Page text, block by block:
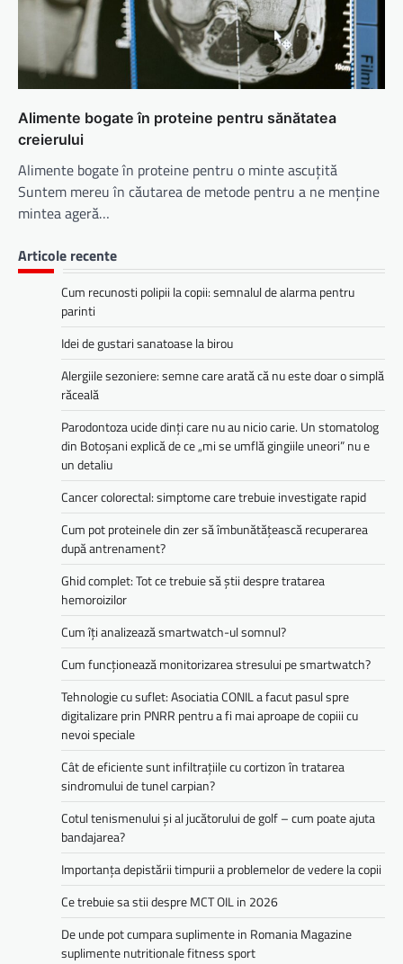
Alimente bogate în proteine pentru sănătatea
creierului
Alimente bogate în proteine pentru o minte ascuțită
Suntem mereu în căutarea de metode pentru a ne menține
mintea ageră…
Articole recente
Cum recunosti polipii la copii: semnalul de alarma pentru
parinti
Idei de gustari sanatoase la birou
Alergiile sezoniere: semne care arată că nu este doar o simplă
răceală
Parodontoza ucide dinți care nu au nicio carie. Un stomatolog
din Botoșani explică de ce „mi se umflă gingiile uneori” nu e
un detaliu
Cancer colorectal: simptome care trebuie investigate rapid
Cum pot proteinele din zer să îmbunătățească recuperarea
după antrenament?
Ghid complet: Tot ce trebuie să știi despre tratarea
hemoroizilor
Cum îți analizează smartwatch-ul somnul?
Cum funcționează monitorizarea stresului pe smartwatch?
Tehnologie cu suflet: Asociatia CONIL a facut pasul spre
digitalizare prin PNRR pentru a fi mai aproape de copiii cu
nevoi speciale
Cât de eficiente sunt infiltrațiile cu cortizon în tratarea
sindromului de tunel carpian?
Cotul tenismenului și al jucătorului de golf – cum poate ajuta
bandajarea?
Importanța depistării timpurii a problemelor de vedere la copii
Ce trebuie sa stii despre MCT OIL in 2026
De unde pot cumpara suplimente in Romania Magazine
suplimente nutritionale fitness sport